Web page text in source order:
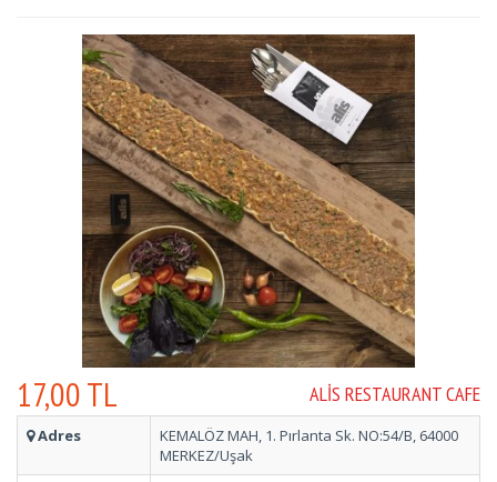
ALIS RESTAURANT CAFE
17,00 TL
Adres
KEMALÖZ MAH, 1. Pırlanta Sk. NO:54/B, 64000
MERKEZ/Uşak